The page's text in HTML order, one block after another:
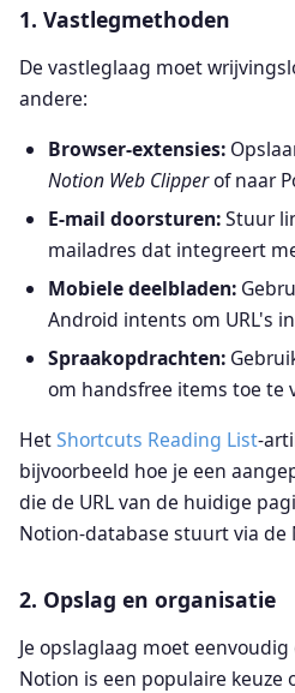
1. Vastlegmethoden
De vastleglaag moet
andere:
Browser-extensies:
Notion Web Clipperof naar
E-mail doorsturen:Stuur
mailadres dat integreert
Mobiele deelbladen:
Android intents om URL's
Spraakopdrachten:
om handsfree items toe te
HetShortcuts Reading List-
bijvoorbeeld hoe je een
die de URL van de huidige
Notion-database stuurt via de
2. Opslag en organisatie
Je opslaglaag moet
Notion is een populaire keuze